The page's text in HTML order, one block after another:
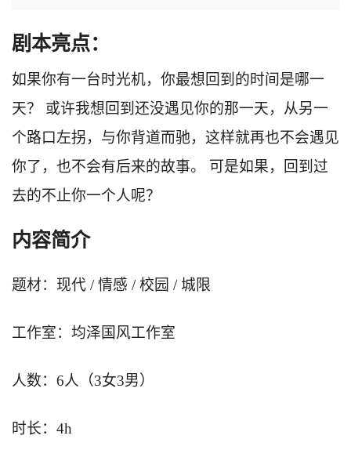
剧本亮点：
如果你有一台时光机，你最想回到的时间是哪一
天？ 或许我想回到还没遇见你的那一天，从另一
个路口左拐，与你背道而驰，这样就再也不会遇见
你了，也不会有后来的故事。 可是如果，回到过
去的不止你一个人呢？
内容简介
题材：现代 / 情感 / 校园 / 城限
工作室：均泽国风工作室
人数：6人（3女3男）
时长：4h